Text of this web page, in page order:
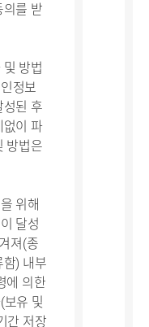
의를 받
방법
정보
성된 후
없이 파
방법은
위해
달성
져(종
함) 내부
에 의한
보유 및
간 저장